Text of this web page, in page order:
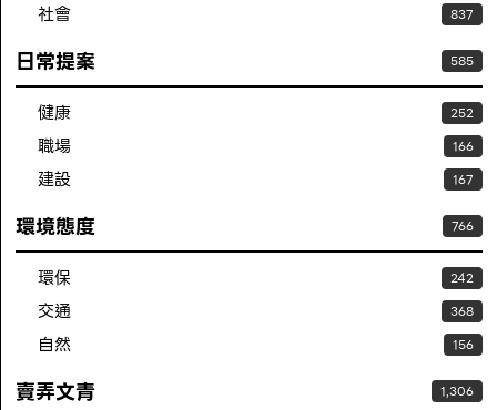
社會 837
日常提案 585
健康 252
職場 166
建設 167
環境態度 766
環保 242
交通 368
自然 156
賣弄文青 1,306